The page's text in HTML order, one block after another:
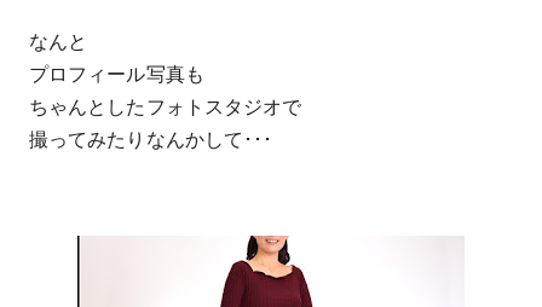
なんと
プロフィール写真も
ちゃんとしたフォトスタジオで
撮ってみたりなんかして･･･